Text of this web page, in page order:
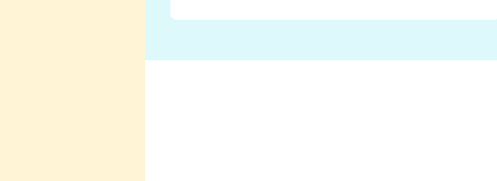
Proč je podle nich falešná a